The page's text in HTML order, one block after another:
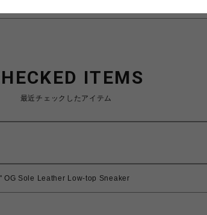
ITEMS
最近チェックしたアイテム
OG Sole Leather Low-top Sneaker